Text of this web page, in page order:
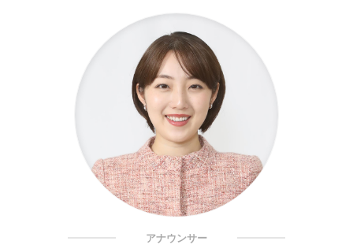
アナウンサー